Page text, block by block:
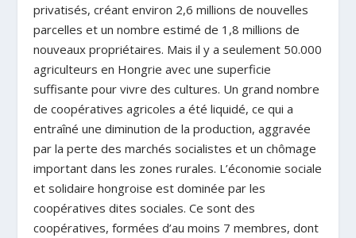
privatisés, créant environ 2,6 millions de nouvelles
parcelles et un nombre estimé de 1,8 millions de
nouveaux propriétaires. Mais il y a seulement 50.000
agriculteurs en Hongrie avec une superficie
suffisante pour vivre des cultures. Un grand nombre
de coopératives agricoles a été liquidé, ce qui a
entraîné une diminution de la production, aggravée
par la perte des marchés socialistes et un chômage
important dans les zones rurales. L’économie sociale
et solidaire hongroise est dominée par les
coopératives dites sociales. Ce sont des
coopératives, formées d’au moins 7 membres, dont